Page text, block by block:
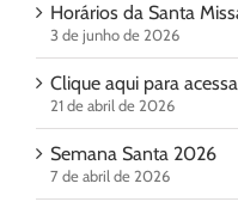
Horários da Santa
3 de junho de 2026
Clique aqui para
21 de abril de 2026
Semana Santa 2026
7 de abril de 2026